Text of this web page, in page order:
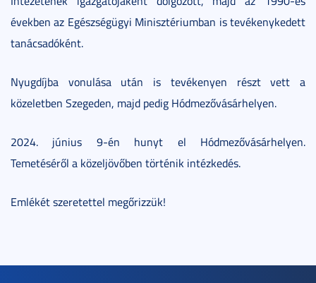
években az Egészségügyi Minisztériumban is tevékenykedett
tanácsadóként.
Nyugdíjba vonulása után is tevékenyen részt vett a
közeletben Szegeden, majd pedig Hódmezővásárhelyen.
2024. június 9-én hunyt el Hódmezővásárhelyen.
Temetéséről a közeljövőben történik intézkedés.
Emlékét szeretettel megőrizzük!